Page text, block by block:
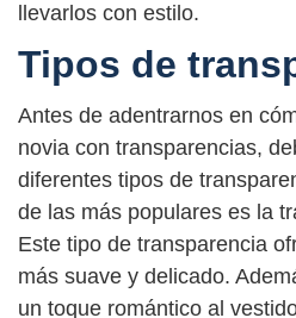
llevarlos con estilo.
Tipos de
Antes de adentrarnos en
novia con transparencias,
diferentes tipos de
de las más populares es la
Este tipo de transparencia
más suave y delicado.
un toque romántico al